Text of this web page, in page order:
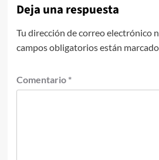
Deja una respuesta
Tu dirección de correo electrónico
campos obligatorios están
Comentario *